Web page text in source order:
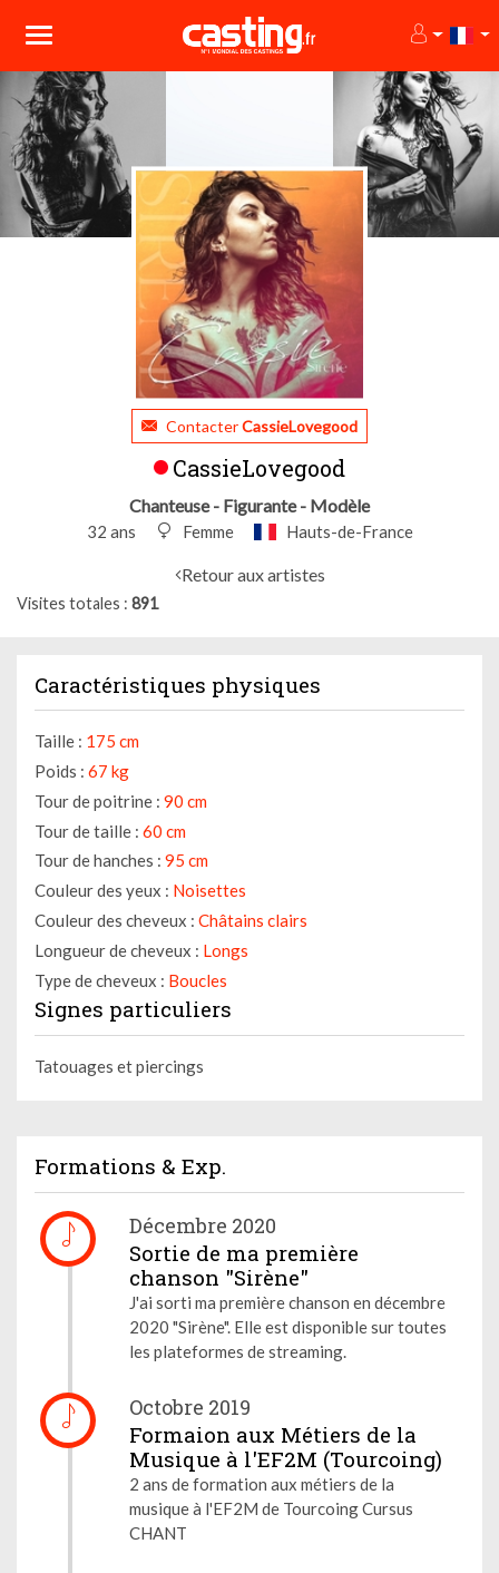
ContacterCassieLovegood
CassieLovegood
Chanteuse - Figurante - Modèle
32 ans Femme Hauts-de-France
Retour aux artistes
Visites totales 891
Caractéristiques physiques
Taille : 175 cm
Poids : 67 kg
Tour de poitrine : 90 cm
Tour de taille : 60 cm
Tour de hanches : 95 cm
Couleur des yeux : Noisettes
Couleur des cheveux : Châtains clairs
Longueur de cheveux : Longs
Type de cheveux : Boucles
Signes particuliers
Tatouages et piercings
Formations & Exp.
Décembre 2020
Sortie de ma première
chanson "Sirène"
J'ai sorti ma première chanson en décembre
2020 "Sirène". Elle est disponible sur toutes
les plateformes de streaming.
Octobre 2019
Formaion aux Métiers de la
Musique à l'EF2M (Tourcoing)
2 ans de formation aux métiers de la
musique à l'EF2M de Tourcoing Cursus
CHANT